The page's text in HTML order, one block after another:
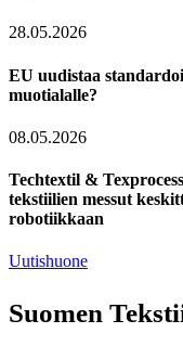
28.05.2026
EU uudistaa
muotialalle?
08.05.2026
Techtextil &
tekstiilien messut
robotiikkaan
Uutishuone
Suomen